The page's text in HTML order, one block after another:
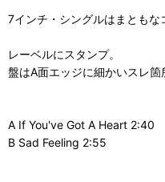
7インチ・シングルはまともな
レーベルにスタンプ。
盤はA面エッジに細かいスレ
A If You've Got A Heart 2:40
B Sad Feeling 2:55